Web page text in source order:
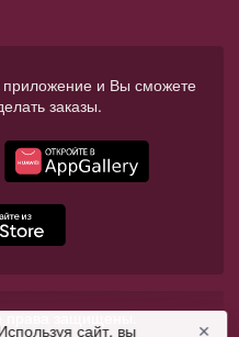
и Вы сможете
заказы.
права защищены.
сайт, вы ✕